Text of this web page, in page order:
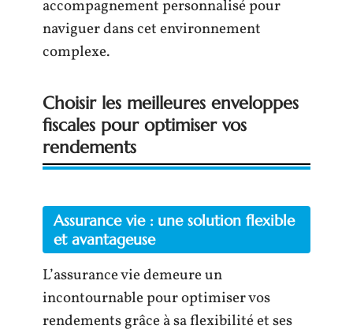
accompagnement personnalisé pour
naviguer dans cet environnement
complexe.
Choisir les meilleures enveloppes
fiscales pour optimiser vos
rendements
Assurance vie : une solution flexible
et avantageuse
L’assurance vie demeure un
incontournable pour optimiser vos
rendements grâce à sa flexibilité et ses